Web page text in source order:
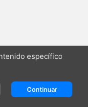
específico
Continuar